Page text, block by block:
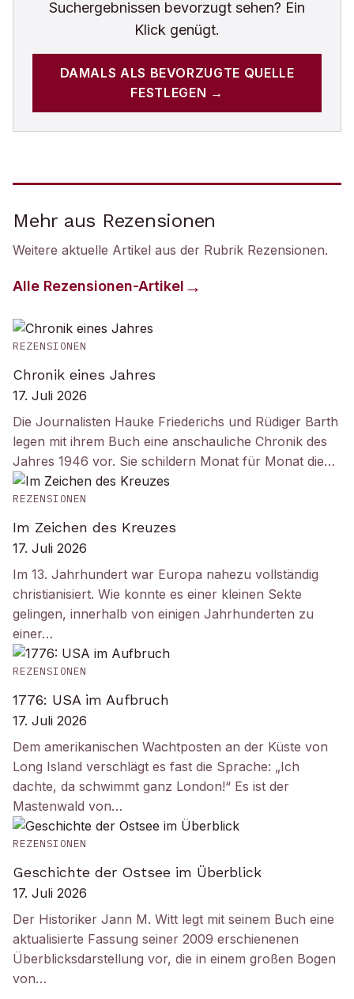
Suchergebnissen bevorzugt sehen? Ein
Klick genügt.
DAMALS ALS BEVORZUGTE QUELLE
FESTLEGEN →
Mehr aus Rezensionen
Weitere aktuelle Artikel aus der Rubrik Rezensionen.
Alle Rezensionen-Artikel
REZENSIONEN
Chronik eines Jahres
17. Juli 2026
Die Journalisten Hauke Friederichs und Rüdiger Barth
legen mit ihrem Buch eine anschauliche Chronik des
Jahres 1946 vor. Sie schildern Monat für Monat die…
REZENSIONEN
Im Zeichen des Kreuzes
17. Juli 2026
Im 13. Jahrhundert war Europa nahezu vollständig
christianisiert. Wie konnte es einer kleinen Sekte
gelingen, innerhalb von einigen Jahrhunderten zu
einer…
REZENSIONEN
1776: USA im Aufbruch
17. Juli 2026
Dem amerikanischen Wachtposten an der Küste von
Long Island verschlägt es fast die Sprache: „Ich
dachte, da schwimmt ganz London!“ Es ist der
Mastenwald von…
REZENSIONEN
Geschichte der Ostsee im Überblick
17. Juli 2026
Der Historiker Jann M. Witt legt mit seinem Buch eine
aktualisierte Fassung seiner 2009 erschienenen
Überblicksdarstellung vor, die in einem großen Bogen
von…